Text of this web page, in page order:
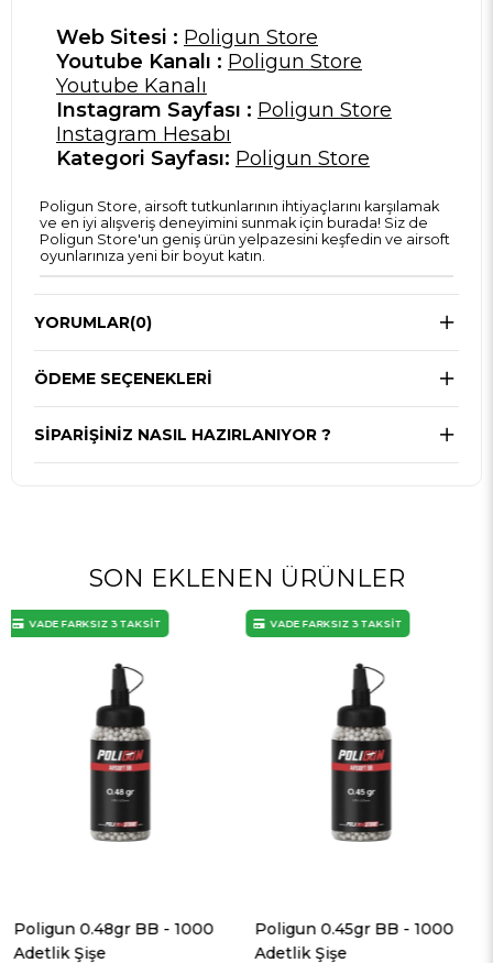
Web Sitesi : Poligun Store
Youtube Kanalı : Poligun Store
Youtube Kanalı
Instagram Sayfası : Poligun Store
Instagram Hesabı
Kategori Sayfası: Poligun Store
Poligun Store, airsoft tutkunlarının ihtiyaçlarını karşılamak
ve en iyi alışveriş deneyimini sunmak için burada! Siz de
Poligun Store'un geniş ürün yelpazesini keşfedin ve airsoft
oyunlarınıza yeni bir boyut katın.
YORUMLAR(0)
ÖDEME SEÇENEKLERI
SIPARIŞINIZ NASIL HAZIRLANIYOR ?
SON EKLENEN ÜRÜNLER
Poligun 0.45gr BB - 1000
Adetlik Şişe
VADE FARKSIZ 3 TAKSİT
Poligun 0.40gr BB - 1000
Adetlik Şişe
VADE FARKSIZ 3 TAKSİT